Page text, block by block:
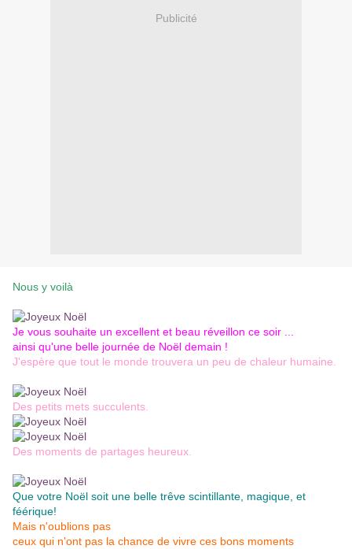
Publicité
Nous y voilà
Je vous souhaite un excellent et beau réveillon ce soir ...
ainsi qu'une belle journée de Noël demain !
J'espère que tout le monde trouvera un peu de chaleur humaine.
Des petits mets succulents.
Des moments de partages heureux.
Que votre Noël soit une belle trêve scintillante, magique, et
féérique!
Mais n'oublions pas
ceux qui n'ont pas la chance de vivre ces bons moments